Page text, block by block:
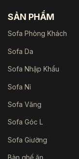
SẢN PHẨM
Sofa Phòng Khách
Sofa Da
Sofa Nhập Khẩu
Sofa Nỉ
Sofa Văng
Sofa Góc L
Sofa Giường
Bàn ghế ăn